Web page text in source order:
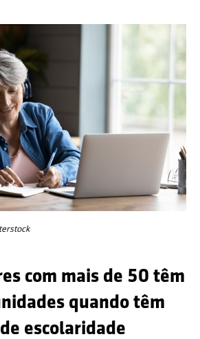
com mais de 50 têm
quando têm
escolaridade